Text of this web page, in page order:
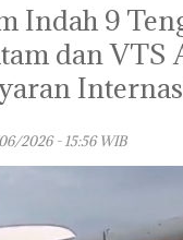
Indah 9
dan VTS
2026 - 15:56 WIB